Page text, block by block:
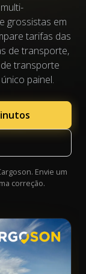
grossistas em
tarifas das
de transporte,
transporte
painel.
Envie um
correção.